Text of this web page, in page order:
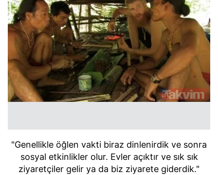
"Genellikle öğlen vakti biraz dinlenirdik ve sonra
sosyal etkinlikler olur. Evler açıktır ve sık sık
ziyaretçiler gelir ya da biz ziyarete giderdik."